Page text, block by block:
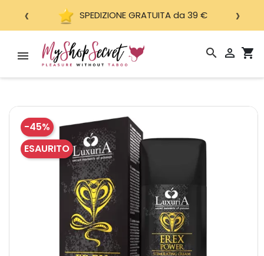
SPEDIZIONE GRATUITA da 39 €
‹ ›
search  shopping_cart
-45%
ESAURITO